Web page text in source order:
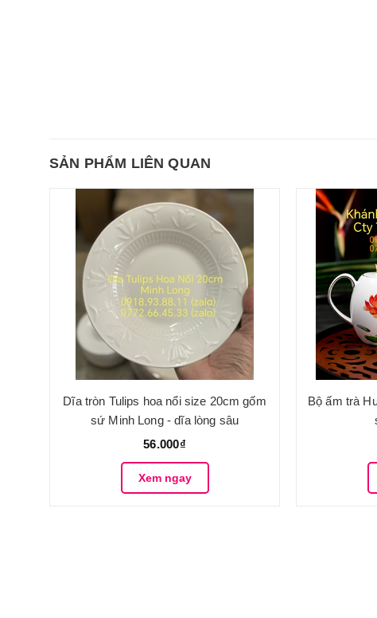
SẢN PHẨM LIÊN QUAN
Dĩa tròn Tulips hoa nổi size 20cm gốm
sứ Minh Long - dĩa lòng sâu
56.000₫
Xem ngay
Bộ ấm trà